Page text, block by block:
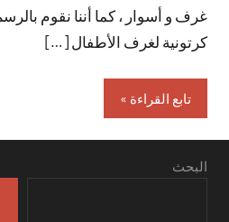
غرف و أسوار ، كما أننا نقوم
كرتونية لغرف الأطفال […]
تابع القراءة
البحث